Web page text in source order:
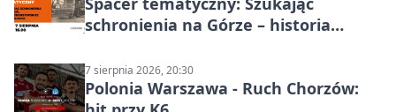
schronienia na Górze – historia
7 sierpnia 2026, 20:30
Polonia Warszawa - Ruch Chorzów: